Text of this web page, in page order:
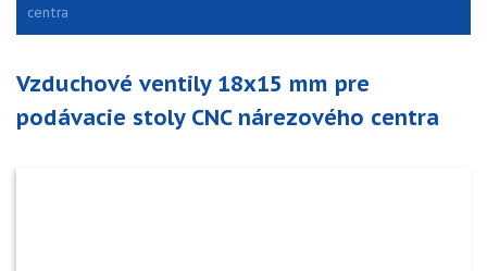
centra
Vzduchové ventily 18x15 mm pre
podávacie stoly CNC nárezového centra